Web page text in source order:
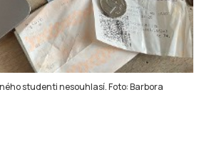
studenti nesouhlasí. Foto: Barbora